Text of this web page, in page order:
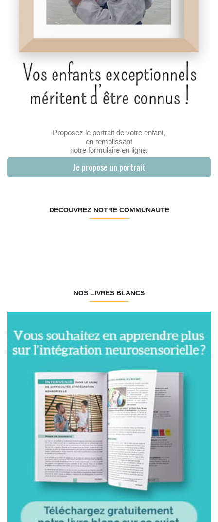
Proposez le portrait de votre enfant,
en remplissant
notre formulaire en ligne.
Je propose un portrait
DÉCOUVREZ NOTRE COMMUNAUTÉ
NOS LIVRES BLANCS